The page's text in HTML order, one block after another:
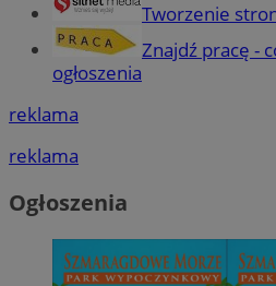
Tworzenie
Znajdź pracę -
ogłoszenia
reklama
reklama
Ogłoszenia